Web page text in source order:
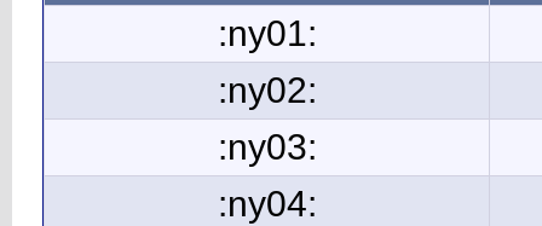
:ny01:
:ny02:
:ny03:
:ny04: